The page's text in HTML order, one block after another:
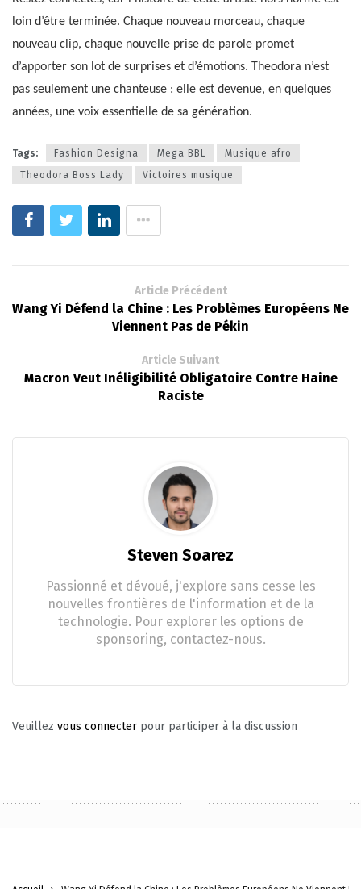
loin d’être terminée. Chaque nouveau morceau, chaque
nouveau clip, chaque nouvelle prise de parole promet
d’apporter son lot de surprises et d’émotions. Theodora n’est
pas seulement une chanteuse : elle est devenue, en quelques
années, une voix essentielle de sa génération.
Tags: Fashion Designa Mega BBL
Musique afro
Theodora Boss Lady
Victoires musique
Article Précédent
Wang Yi Défend la Chine : Les Problèmes Européens Ne
Viennent Pas de Pékin
Article Suivant
Macron Veut Inéligibilité Obligatoire Contre Haine
Raciste
Steven Soarez
Passionné et dévoué, j'explore sans cesse les
nouvelles frontières de l'information et de la
technologie. Pour explorer les options de
sponsoring, contactez-nous.
Veuillez vous connecter pour participer à la discussion